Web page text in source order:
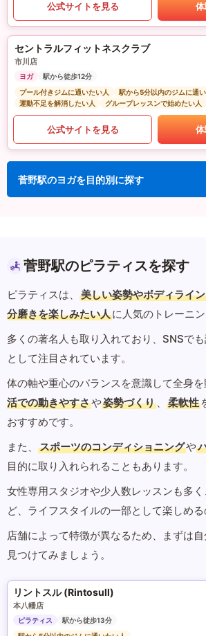
公式サイトを見る
セントラルフィットネスクラブ
市川店
ヨガ
駅から徒歩12分
プール付きジムに通いたい人
駅から5分以内のジムに通
運動不足を解消したい人
グループレッスンで始めたい人
公式サイトを見る
菅野駅のヨガを目的別に探す
菅野駅のピラティスを探す
ピラティスは、 美しい姿勢やボディライ
分磨きを楽しみたい人に人気のトレーニン
多くの著名人も取り入れており、SNSで
として注目されています。
体の軸や重心のバランスを意識して全身を
活での動きやすさや姿勢づくり 、 柔軟性
おすすめです。
また、
スポーツのコンディショニングや
目的に取り入れられることもあります。
女性専用スタジオや少人数レッスンも多
ど、ライフスタイルの一部として楽しめる
店舗によって特徴が異なるため、まずは
見つけてみましょう。
リントスル (Rintosull)
本八幡店
ピラティス
駅から徒歩13分